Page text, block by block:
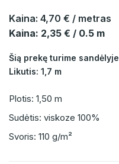
Kaina: 4,70 € / metras
Kaina: 2,35 € / 0.5 m
Šią prekę turime sandėlyje
Likutis: 1,7 m
Plotis: 1,50 m
Sudėtis: viskoze 100%
Svoris: 110 g/m²